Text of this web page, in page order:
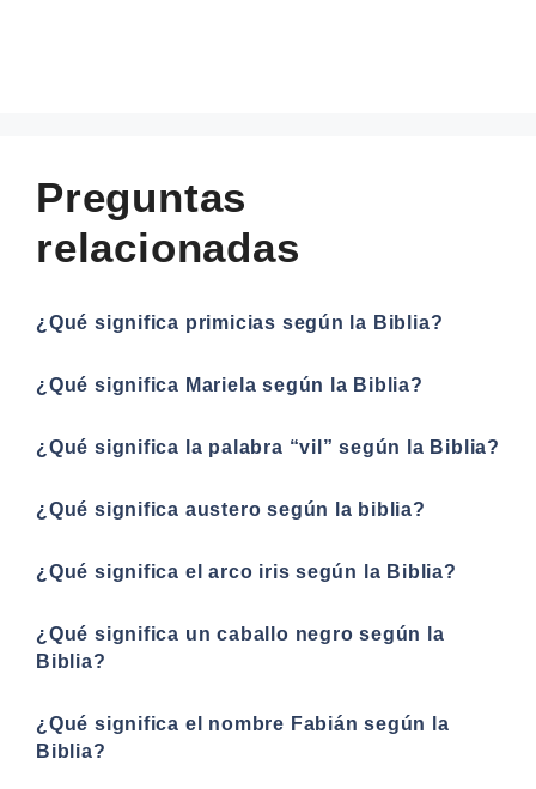
Preguntas
relacionadas
¿Qué significa primicias según la Biblia?
¿Qué significa Mariela según la Biblia?
¿Qué significa la palabra “vil” según la Biblia?
¿Qué significa austero según la biblia?
¿Qué significa el arco iris según la Biblia?
¿Qué significa un caballo negro según la
Biblia?
¿Qué significa el nombre Fabián según la
Biblia?